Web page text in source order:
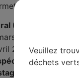
d’acquérir
(RS11)
2026 à Les Vans
2026 à Vallon-
(pour
partagé (GC22)
Veuillez
déchets